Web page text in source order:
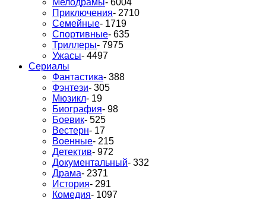
Мелодрамы- 6004
Приключения- 2710
Семейные- 1719
Спортивные- 635
Триллеры- 7975
Ужасы- 4497
Сериалы
Фантастика- 388
Фэнтези- 305
Мюзикл- 19
Биография- 98
Боевик- 525
Вестерн- 17
Военные- 215
Детектив- 972
Документальный- 332
Драма- 2371
История- 291
Комедия- 1097